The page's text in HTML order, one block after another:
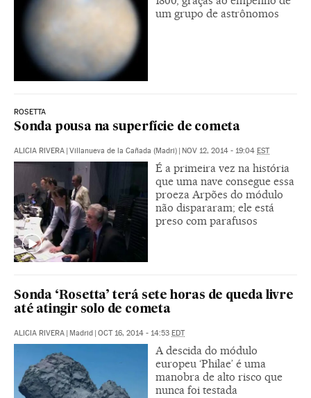
um grupo de astrônomos
ROSETTA
Sonda pousa na superfície de cometa
ALICIA RIVERA Villanueva de la Cañada (Madri) NOV 12, 2014 - 19:04 EST
É a primeira vez na história
que uma nave consegue essa
proeza Arpões do módulo
não dispararam; ele está
preso com parafusos
Sonda ‘Rosetta’ terá sete horas de queda livre
até atingir solo de cometa
ALICIA RIVERA Madrid OCT 16, 2014 - 14:53 EDT
A descida do módulo
europeu ‘Philae’ é uma
manobra de alto risco que
nunca foi testada